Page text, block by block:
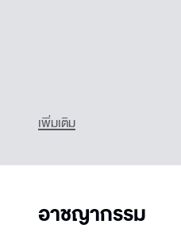
เพิ่มเติม
อาชญากรรม